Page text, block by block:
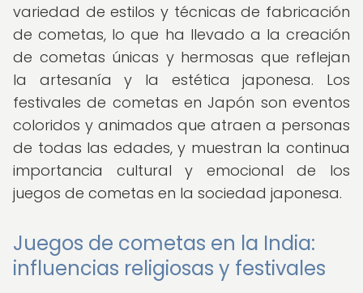
variedad de estilos y técnicas de fabricación
de cometas, lo que ha llevado a la creación
de cometas únicas y hermosas que reflejan
la artesanía y la estética japonesa. Los
festivales de cometas en Japón son eventos
coloridos y animados que atraen a personas
de todas las edades, y muestran la continua
importancia cultural y emocional de los
juegos de cometas en la sociedad japonesa.
Juegos de cometas en la India:
influencias religiosas y festivales